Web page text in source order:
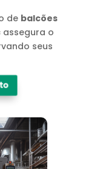
de balcões
assegura o
seus